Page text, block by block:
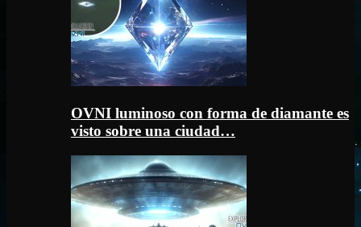
OVNI luminoso con forma de diamante es
visto sobre una ciudad…